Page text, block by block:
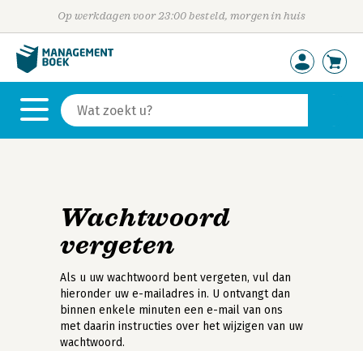
Op werkdagen voor 23:00 besteld, morgen in huis
Wachtwoord
vergeten
Als u uw wachtwoord bent vergeten, vul dan
hieronder uw e-mailadres in. U ontvangt dan
binnen enkele minuten een e-mail van ons
met daarin instructies over het wijzigen van uw
wachtwoord.